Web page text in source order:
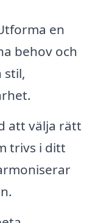
en
behov och
stil,
att välja rätt
trivs i ditt